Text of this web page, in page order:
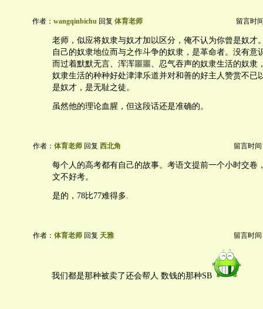
作者： wangqinbichu 回复 体育老师 留言时
老师，似应将奴隶与奴才加以区分，俺不认为你曾是奴才
自己的奴隶地位而与之作斗争的奴隶，是革命者。没有意
而过着默默无言、浑浑噩噩、忍气吞声的奴隶生活的奴隶
奴隶生活的种种好处津津乐道并对和善的好主人赞赏不已
是奴才，是无耻之徒。
虽然他的理论血腥，但这段话还是准确的。
作者： 体育老师 回复 西北角 留言时间
每个人的高考都有自己的故事。考语文提前一个小时交卷
文不好考。
是的，78比77难得多.
作者： 体育老师 回复 天雅 留言时间
我们都是那种被卖了还会帮人 数钱的那种SB